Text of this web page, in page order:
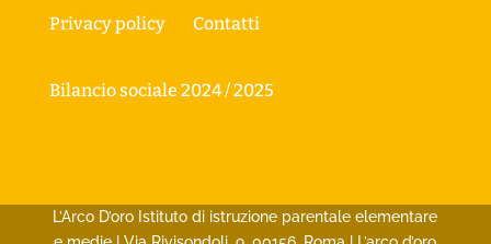
Privacy policy Contatti
Bilancio sociale 2024 / 2025
L’Arco D’oro Istituto di istruzione parentale elementare